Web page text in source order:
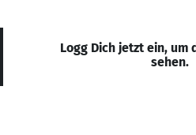
Logg Dich jetzt ein, um
sehen.